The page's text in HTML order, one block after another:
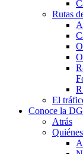
Rutas
El
Conoce la
Atrás